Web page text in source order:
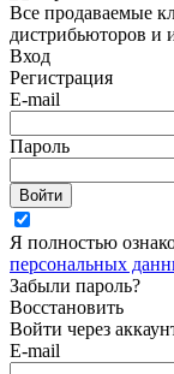
Все продаваемые
дистрибьюторов и
Вход
Регистрация
E-mail
Пароль
Войти
Я полностью
персональных
Забыли пароль?
Восстановить
Войти через
E-mail